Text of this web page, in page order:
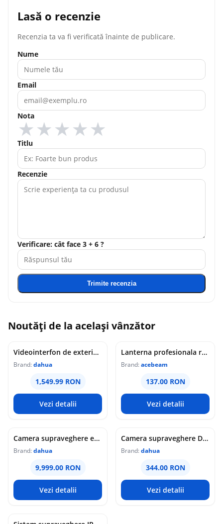
Lasă o recenzie
Recenzia ta va fi verificată înainte de publicare.
Nume
Email
Nota
★
★
★
★
★
Titlu
Recenzie
Verificare: cât face 3 + 6 ?
Trimite recenzia
Noutăți de la același vânzător
Videointerfon de exterior IP WiFi Dahua VTO6631QB-WP, 2MP, ecran 5 inch, acces prin PIN/recunoastere faciala/card/Bluetooth, slot card, microfon/difuzor, PoE
Brand:dahua
1,549.99 RON
Vezi detalii
Lanterna profesionala reincarcabila Acebeam Pokelit AA, 1000 lumeni, 105 m, gri
Brand:acebeam
137.00 RON
Vezi detalii
Camera supraveghere exterior analogica Dome cu iluminare duala Dahua HAC-HDW1549X-IL-A-PRO-0360B-DIP, 5 MP, 2.8 mm, IR/lumina calda 50 m, microfon dublu
Brand:dahua
9,999.00 RON
Vezi detalii
Camera supraveghere Dome analogica Dahua WizColor HAC-HDW1549X-A-PRO-0360B-DIP, 5 MP, 3.6 mm, lumina calda 50 m, microfon dublu
Brand:dahua
344.00 RON
Vezi detalii